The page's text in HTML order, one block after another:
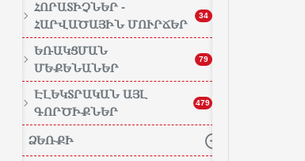
ՀՈՐԱՏԻՉՆԵՐ -
ՀԱՐՎԱԾԱՅԻՆ ՄՈՒՐՃԵՐ
34
ԵՌԱԿՑՄԱՆ
ՄԵՔԵՆԱՆԵՐ
79
ԷԼԵԿՏՐԱԿԱՆ ԱՅԼ
ԳՈՐԾԻՔՆԵՐ
479
ՁԵՌՔԻ